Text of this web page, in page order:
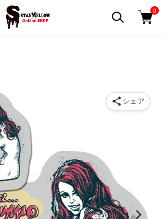
0
シェア